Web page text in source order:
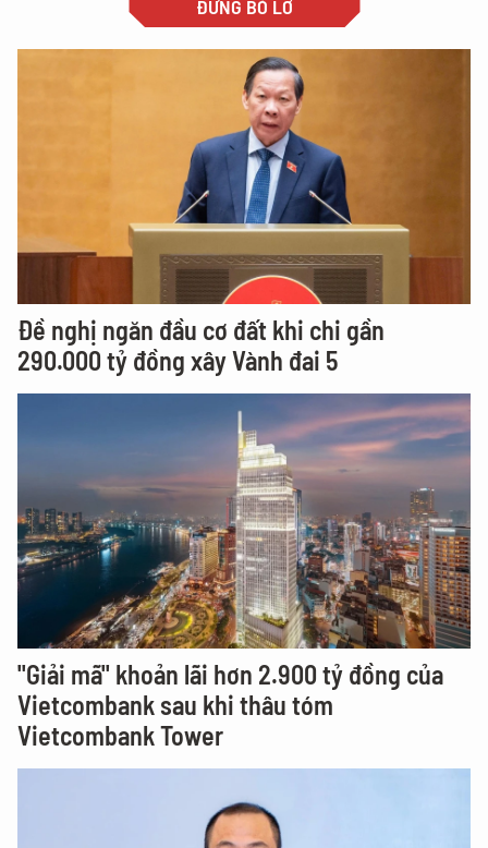
ĐỪNG BỎ LỠ
Đề nghị ngăn đầu cơ đất khi chi gần
290.000 tỷ đồng xây Vành đai 5
"Giải mã" khoản lãi hơn 2.900 tỷ đồng của
Vietcombank sau khi thâu tóm
Vietcombank Tower